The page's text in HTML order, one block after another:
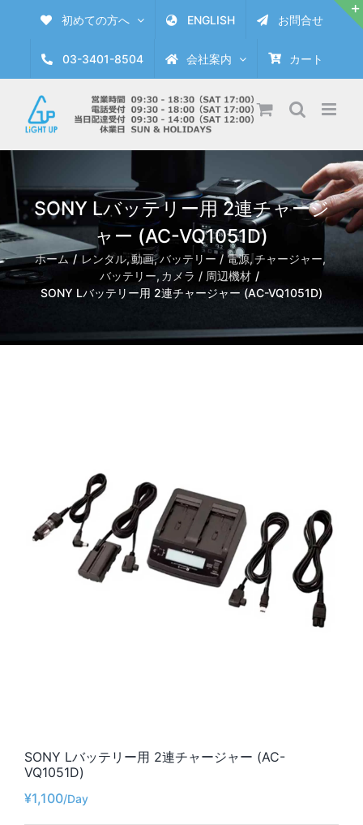
初めての方へ ENGLISH お問合せ
03-3401-8504 会社案内 カート
SONY Lバッテリー用 2連チャージ
ャー (AC-VQ1051D)
ホーム レンタル 動画 バッテリー / 電源 チャージャー
バッテリー カメラ / 周辺機材
SONY Lバッテリー用 2連チャージャー (AC-VQ1051D)
SONY Lバッテリー用 2連チャージャー (AC-
VQ1051D)
¥1,100